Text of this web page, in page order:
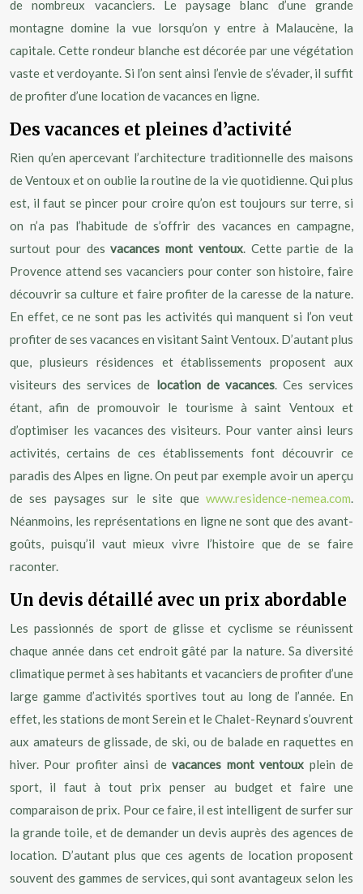
de nombreux vacanciers. Le paysage blanc d’une grande
montagne domine la vue lorsqu’on y entre à Malaucène, la
capitale. Cette rondeur blanche est décorée par une végétation
vaste et verdoyante. Si l’on sent ainsi l’envie de s’évader, il suffit
de profiter d’une location de vacances en ligne.
Des vacances et pleines d’activité
Rien qu’en apercevant l’architecture traditionnelle des maisons
de Ventoux et on oublie la routine de la vie quotidienne. Qui plus
est, il faut se pincer pour croire qu’on est toujours sur terre, si
on n’a pas l’habitude de s’offrir des vacances en campagne,
surtout pour desvacances mont ventoux. Cette partie de la
Provence attend ses vacanciers pour conter son histoire, faire
découvrir sa culture et faire profiter de la caresse de la nature.
En effet, ce ne sont pas les activités qui manquent si l’on veut
profiter de ses vacances en visitant Saint Ventoux. D’autant plus
que, plusieurs résidences et établissements proposent aux
visiteurs des services de location de vacances. Ces services
étant, afin de promouvoir le tourisme à saint Ventoux et
d’optimiser les vacances des visiteurs. Pour vanter ainsi leurs
activités, certains de ces établissements font découvrir ce
paradis des Alpes en ligne. On peut par exemple avoir un aperçu
de ses paysages sur le site que www.residence-nemea.com.
Néanmoins, les représentations en ligne ne sont que des avant-
goûts, puisqu’il vaut mieux vivre l’histoire que de se faire
raconter.
Un devis détaillé avec un prix abordable
Les passionnés de sport de glisse et cyclisme se réunissent
chaque année dans cet endroit gâté par la nature. Sa diversité
climatique permet à ses habitants et vacanciers de profiter d’une
large gamme d’activités sportives tout au long de l’année. En
effet, les stations de mont Serein et le Chalet-Reynard s’ouvrent
aux amateurs de glissade, de ski, ou de balade en raquettes en
hiver. Pour profiter ainsi devacances mont ventoux plein de
sport, il faut à tout prix penser au budget et faire une
comparaison de prix. Pour ce faire, il est intelligent de surfer sur
la grande toile, et de demander un devis auprès des agences de
location. D’autant plus que ces agents de location proposent
souvent des gammes de services, qui sont avantageux selon les